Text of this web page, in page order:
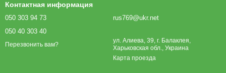
Контактная информация
050 303 94 73
050 40 303 40
Перезвонить вам?
rus769@ukr.net
ул. Алиева, 39, г. Балаклея,
Харьковская обл., Украина
Карта проезда